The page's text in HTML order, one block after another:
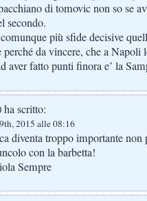
di tomovic non so se
secondo.
più sfide decisive
perché da vincere, che a Napoli
aver fatto punti finora e’ la
ha scritto:
2015 alle 08:16
diventa troppo importante non
con la barbetta!
Sempre